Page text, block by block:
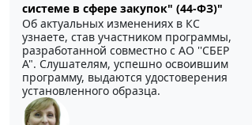
системе в сфере закупок" (44-ФЗ)"
Об актуальных изменениях в КС
узнаете, став участником программы,
разработанной совместно с АО ''СБЕР
А". Слушателям, успешно освоившим
программу, выдаются удостоверения
установленного образца.